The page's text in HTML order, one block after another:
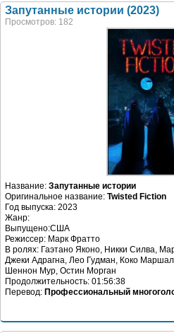
Запутанные истории (2023)
Просмотров: 182
Название: Запутанные истории
Оригинальное название: Twisted Fiction
Год выпуска: 2023
Жанр:
Выпущено:США
Режиссер: Марк Фратто
В ролях: Гаэтано Яконо, Никки Силва,
Джеки Адрагна, Лео Гудман, Коко
Шеннон Мур, Остин Морган
Продолжительность: 01:56:38
Перевод: Профессиональный